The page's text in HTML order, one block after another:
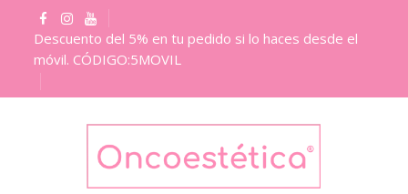
Descuento del 5% en tu pedido si lo haces desde el
móvil. CÓDIGO:5MOVIL